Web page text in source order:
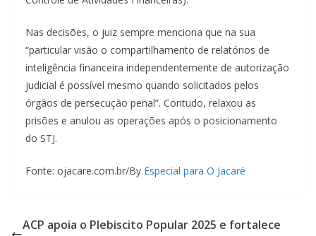
Nas decisões, o juiz sempre menciona que na sua
“particular visão o compartilhamento de relatórios de
inteligência financeira independentemente de autorização
judicial é possível mesmo quando solicitados pelos
órgãos de persecução penal”. Contudo, relaxou as
prisões e anulou as operações após o posicionamento
do STJ.
Fonte: ojacare.com.br/By Especial para O Jacaré
ACP apoia o Plebiscito Popular 2025 e fortalece